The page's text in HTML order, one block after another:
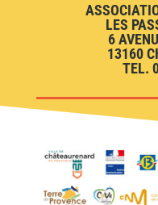
LES
6
13160
TEL.